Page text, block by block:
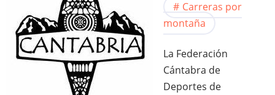
Carreras por
montaña
La Federación
Cántabra de
Deportes de